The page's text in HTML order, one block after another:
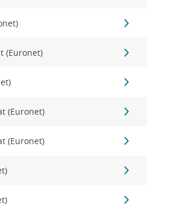
(Euronet)
(Euronet)
(Euronet)